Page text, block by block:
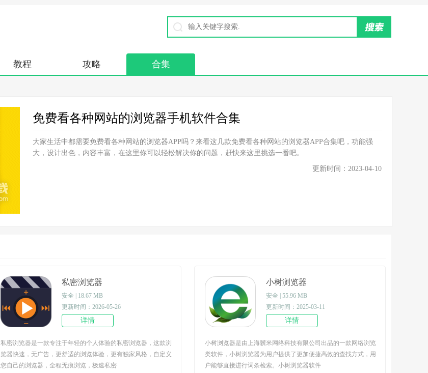
教程 攻略 合集
免费看各种网站的浏览器手机软件合集
大家生活中都需要免费看各种网站的浏览器APP吗？来看这几款免费看各种网站的浏览器APP合集吧，功能强
大，设计出色，内容丰富，在这里你可以轻松解决你的问题，赶快来这里挑选一番吧。
更新时间：2023-04-10
私密浏览器
安全 | 18.67 MB
更新时间：2026-05-26
详情
私密浏览器是一款专注于年轻的个人体验的私密浏览器，这款浏
览器快速，无广告，更舒适的浏览体验，更有独家风格，自定义
您自己的浏览器，全程无痕浏览，极速私密
小树浏览器
安全 | 55.96 MB
更新时间：2025-03-11
详情
小树浏览器是由上海骥米网络科技有限公司出品的一款网络浏览
类软件，小树浏览器为用户提供了更加便捷高效的查找方式，用
户能够直接进行词条检索。小树浏览器软件